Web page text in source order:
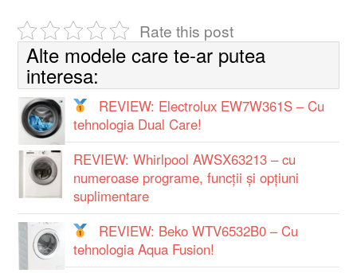
Rate this post
Alte modele care te-ar putea
interesa:
REVIEW: Electrolux EW7W361S – Cu
tehnologia Dual Care!
REVIEW: Whirlpool AWSX63213 – cu
numeroase programe, funcţii şi opţiuni
suplimentare
REVIEW: Beko WTV6532B0 – Cu
tehnologia Aqua Fusion!